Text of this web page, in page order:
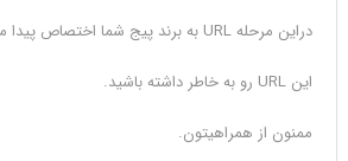
دراین مرحله URL به برند پیج شما اختصاص پیدا می کنه.
این URL رو به خاطر داشته باشید.
ممنون از همراهیتون.